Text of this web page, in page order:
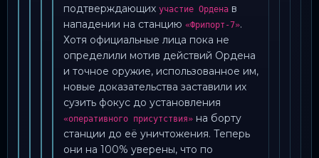
подтверждающих участие Ордена в
нападении на станцию «Фрипорт-7».
Хотя официальные лица пока не
определили мотив действий Ордена
и точное оружие, использованное им,
новые доказательства заставили их
сузить фокус до установления
«оперативного присутствия» на борту
станции до её уничтожения. Теперь
они на 100% уверены, что по